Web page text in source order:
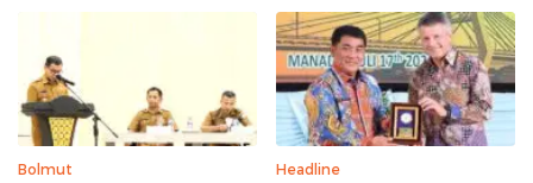
Bolmut Headline